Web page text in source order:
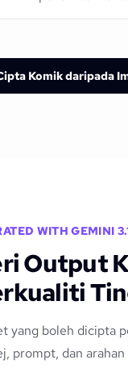
Komik daripada
WITH GEMINI
Output
yang boleh dicipta
prompt, dan arahan